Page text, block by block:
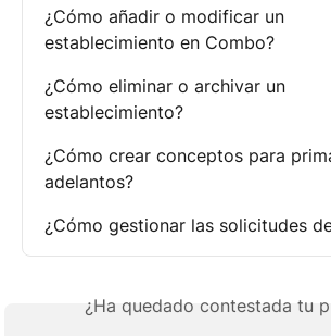
¿Cómo añadir o modificar un
establecimiento en Combo?
¿Cómo eliminar o archivar un
establecimiento?
¿Cómo crear conceptos para
adelantos?
¿Cómo gestionar las solicitudes
¿Ha quedado contestada tu